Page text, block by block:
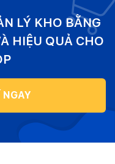
LÝ KHO BẰNG
HIỆU QUẢ CHO
NGAY